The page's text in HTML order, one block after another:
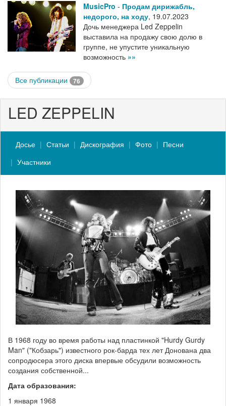
MusicPro - Продам дирижабль,
недорого, на ходу, 19.07.2023
Дочь менеджера Led Zeppelin
выставила на продажу свою долю в
группе, не упустите уникальную
возможность »»
Все публикации 76
LED ZEPPELIN
Досье Статьи Дискография Фото
Песни
Участники
В 1968 году во время работы над пластинкой "Hurdy Gurdy
Man" ("Кобзарь") известного рок-барда тех лет Донована два
сопродюсера этого диска впервые обсудили возможность
создания собственной...
Дата образования:
1 января 1968